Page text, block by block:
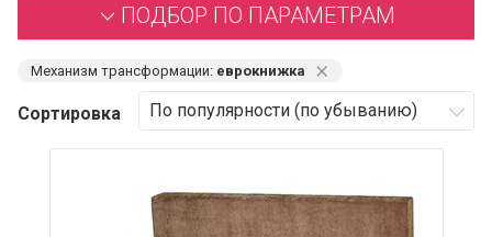
ПОДБОР ПО ПАРАМЕТРАМ
Механизм трансформации: еврокнижка ⨯
Сортировка